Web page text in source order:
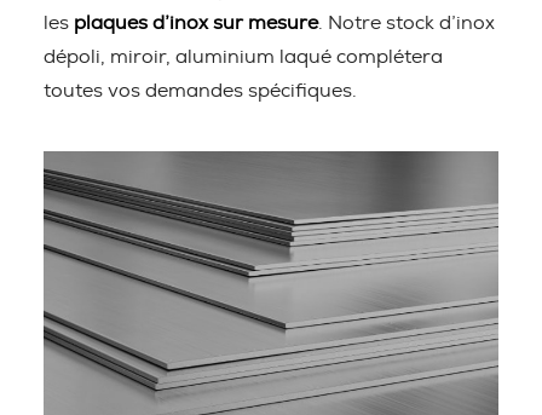
les plaques d’inox sur mesure. Notre stock d’inox
dépoli, miroir, aluminium laqué complétera
toutes vos demandes spécifiques.